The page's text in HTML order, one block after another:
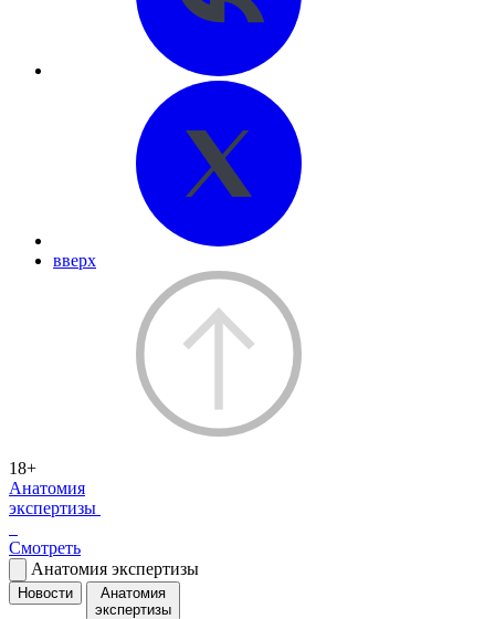
вверх
18+
Анатомия
экспертизы
Смотреть
Анатомия экспертизы
Новости
Анатомия
экспертизы